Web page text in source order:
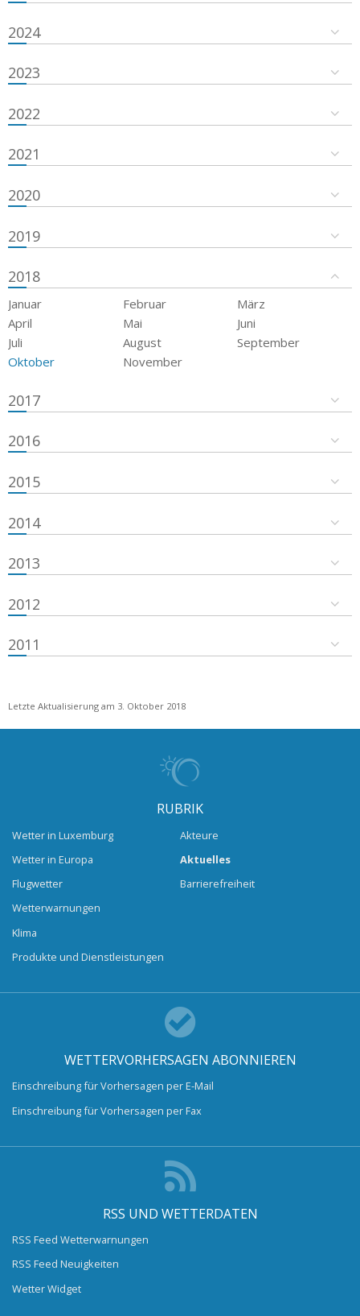
2024
2023
2022
2021
2020
2019
2018
Januar Februar
März
April
Mai
Juni
Juli
August
September
Oktober
November
2017
2016
2015
2014
2013
2012
2011
Letzte Aktualisierung am 3. Oktober 2018
RUBRIK
Wetter in Luxemburg
Wetter in Europa
Flugwetter
Wetterwarnungen
Klima
Produkte und Dienstleistungen
Akteure
Aktuelles
Barrierefreiheit
WETTERVORHERSAGEN ABONNIEREN
Einschreibung für Vorhersagen per E-Mail
Einschreibung für Vorhersagen per Fax
RSS UND WETTERDATEN
RSS Feed Wetterwarnungen
RSS Feed Neuigkeiten
Wetter Widget